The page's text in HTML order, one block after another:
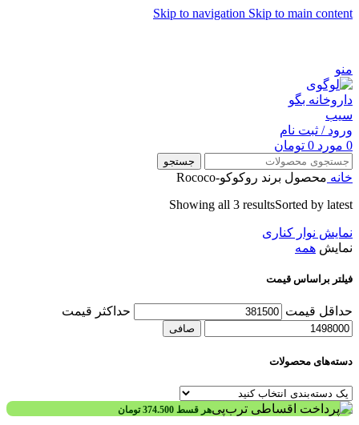
Skip to navigation Skip to main content
منو
ورود / ثبت نام
0 مورد 0 تومان
جستجو
خانه محصول برند روکوکو-Rococo
Showing all 3 resultsSorted by latest
نمایش نوار کناری
نمایش همه
فیلتر براساس قیمت
حداقل قیمت حداكثر قيمت
صافی
دسته‌های محصولات
هر قسط 374.500 تومان